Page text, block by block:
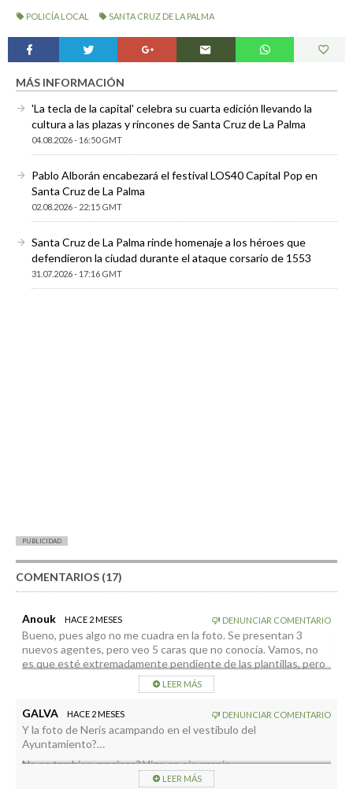
POLICÍA LOCAL SANTA CRUZ DE LA PALMA
MÁS INFORMACIÓN
'La tecla de la capital' celebra su cuarta edición llevando la
cultura a las plazas y rincones de Santa Cruz de La Palma
04.08.2026 - 16:50 GMT
Pablo Alborán encabezará el festival LOS40 Capital Pop en
Santa Cruz de La Palma
02.08.2026 - 22:15 GMT
Santa Cruz de La Palma rinde homenaje a los héroes que
defendieron la ciudad durante el ataque corsario de 1553
31.07.2026 - 17:16 GMT
PUBLICIDAD
COMENTARIOS (17)
Anouk HACE 2 MESES DENUNCIAR COMENTARIO
Bueno, pues algo no me cuadra en la foto. Se presentan 3
nuevos agentes, pero veo 5 caras que no conocía. Vamos, no
es que esté extremadamente pendiente de las plantillas, pero
aquí nos conocemos todos y esos 5 agentes del escalón
superior, más uno que fue presentado en prácticas hace un par
No sé donde está la trampa de la noticia, pero lo que si es
cierto, es que pese a quien le pese, en estos pocos años que
lleva gobernando este alcalde y su equipo de gobierno, ha
conseguido cosas, entre ellas el caso que nos ocupa, ampliar la
plantilla de la policía local mucho más que ningún otro que le ha
LEER MÁS
GALVA HACE 2 MESES DENUNCIAR COMENTARIO
Y la foto de Neris acampando en el vestibulo del
Ayuntamiento?…
No es tambien graciosa?.Viga en ojo propio.
LEER MÁS